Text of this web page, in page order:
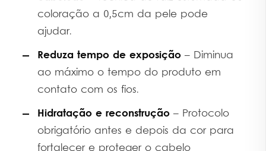
coloração a 0,5cm da pele pode
ajudar.
Reduza tempo de exposição – Diminua
ao máximo o tempo do produto em
contato com os fios.
Hidratação e reconstrução – Protocolo
obrigatório antes e depois da cor para